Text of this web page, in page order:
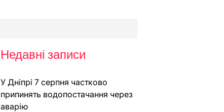
Недавні записи
У Дніпрі 7 серпня частково
припинять водопостачання через
аварію